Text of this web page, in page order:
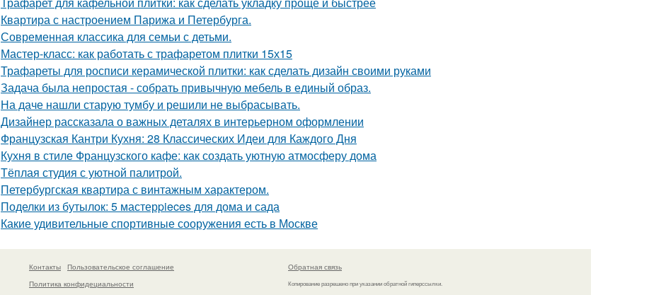
Квартира с настроением Парижа и Петербурга.
Современная классика для семьи с детьми.
Мастер-класс: как работать с трафаретом плитки 15х15
Трафареты для росписи керамической плитки: как сделать дизайн своими руками
Задача была непростая - собрать привычную мебель в единый образ.
На даче нашли старую тумбу и решили не выбрасывать.
Дизайнер рассказала о важных деталях в интерьерном оформлении
Французская Кантри Кухня: 28 Классических Идеи для Каждого Дня
Кухня в стиле Французского кафе: как создать уютную атмосферу дома
Тёплая студия с уютной палитрой.
Петербургская квартира с винтажным характером.
Поделки из бутылок: 5 мастерpieces для дома и сада
Какие удивительные спортивные сооружения есть в Москве
Контакты
Пользовательское соглашение
Политика конфидециальности
Обратная связь
Копирование разрешено при указании обратной гиперссылки.